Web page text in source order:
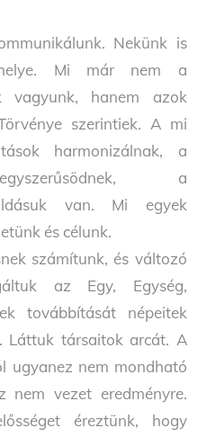
Nekünk is
Mi már nem a
vagyunk, hanem azok
szerintiek. A mi
harmonizálnak, a
a
van. Mi egyek
és célunk.
számítunk, és változó
az Egy, Egység,
továbbítását népeitek
Láttuk társaitok arcát. A
ugyanez nem mondható
vezet eredményre.
éreztünk, hogy